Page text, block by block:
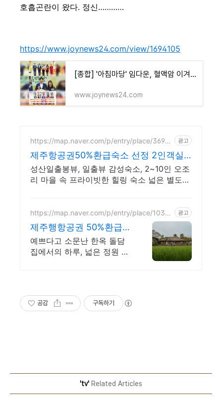
호흡곤란이 왔다. 정신…………
https://www.joynews24.com/view/1694105
[종합] '아침마당' 임다운, 혈액암 이겨내고 '도전 꿈의 무대' 3승
www.joynews24.com
https://map.naver.com/p/entry/place/3695
광고
제주항공권50%환급숙소 선정 2인객실
부터 10인객실 구성
성산일출봉뷰, 일출뷰 감성숙소, 2~10인 오조
리 마을 속 프라이빗한 힐링 숙소 넓은 별도
https://map.naver.com/p/entry/place/1034
광고
제주행항공권 50%환급숙
소 대가족형 감성돌집 8인
까지
예쁘다고 소문난 한옥 돌담
집에서의 하루, 넓은 정원 완
공간, 침실3, 욕실2,
공감 구독하기
'tv' Related Articles